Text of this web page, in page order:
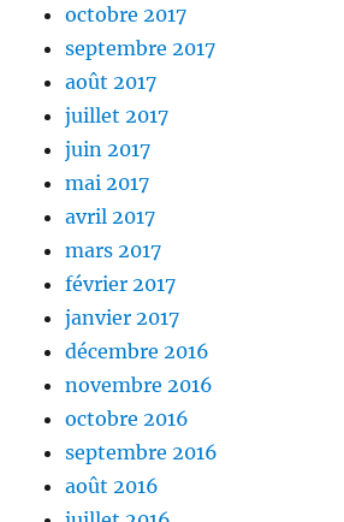
octobre 2017
septembre 2017
août 2017
juillet 2017
juin 2017
mai 2017
avril 2017
mars 2017
février 2017
janvier 2017
décembre 2016
novembre 2016
octobre 2016
septembre 2016
août 2016